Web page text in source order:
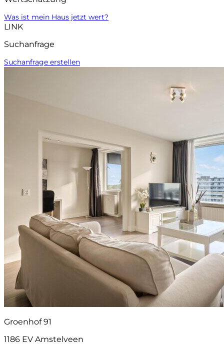
Was ist mein Haus jetzt wert?
LINK
Suchanfrage
Suchanfrage erstellen
Groenhof 91
1186 EV Amstelveen